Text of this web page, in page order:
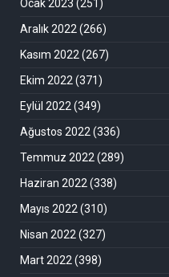
Ocak 2023 (251)
Aralık 2022 (266)
Kasım 2022 (267)
Ekim 2022 (371)
Eylül 2022 (349)
Ağustos 2022 (336)
Temmuz 2022 (289)
Haziran 2022 (338)
Mayıs 2022 (310)
Nisan 2022 (327)
Mart 2022 (398)